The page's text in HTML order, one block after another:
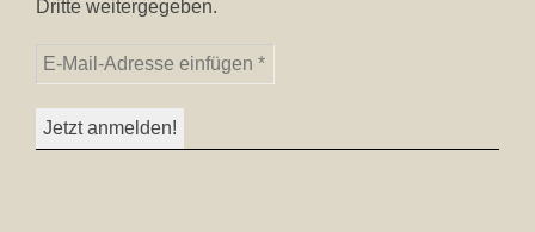
Dritte weitergegeben.